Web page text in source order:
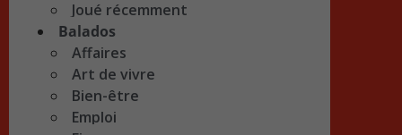
Joué récemment
Balados
Affaires
Art de vivre
Bien-être
Emploi